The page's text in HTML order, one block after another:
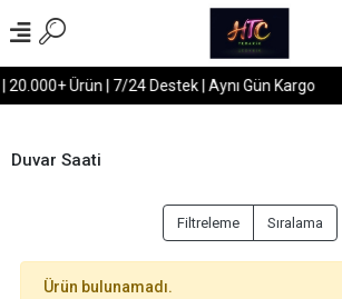
Ürün | 7/24 Destek | Aynı Gün Kargo
Duvar Saati
Filtreleme Sıralama
Ürün bulunamadı.